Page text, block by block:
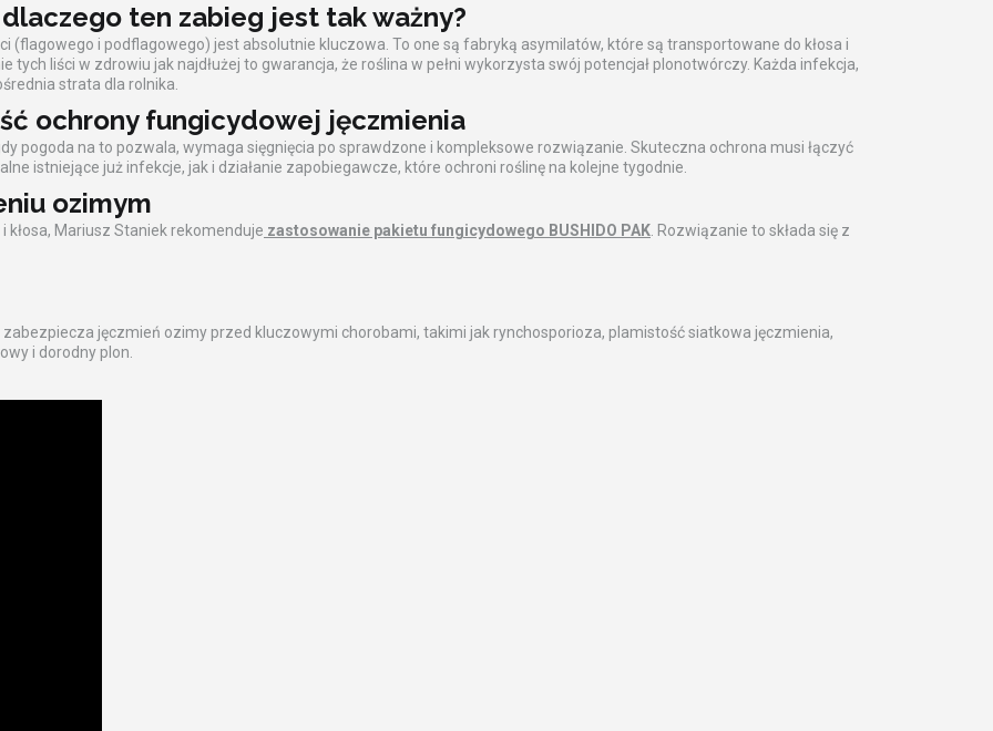
ten zabieg jest tak ważny?
(flagowego i podflagowego) jest absolutnie kluczowa. To one są fabryką asymilatów, które są transportowane do kłosa i
tych liści w zdrowiu jak najdłużej to gwarancja, że roślina w pełni wykorzysta swój potencjał plonotwórczy. Każda infekcja,
strata dla rolnika.
ochrony fungicydowej jęczmienia
pogoda na to pozwala, wymaga sięgnięcia po sprawdzone i kompleksowe rozwiązanie. Skuteczna ochrona musi łączyć
istniejące już infekcje, jak i działanie zapobiegawcze, które ochroni roślinę na kolejne tygodnie.
ozimym
kłosa, Mariusz Staniek rekomenduje zastosowanie pakietu fungicydowego BUSHIDO PAK . Rozwiązanie to składa się z
jęczmień ozimy przed kluczowymi chorobami, takimi jak rynchosporioza, plamistość siatkowa jęczmienia,
i dorodny plon.